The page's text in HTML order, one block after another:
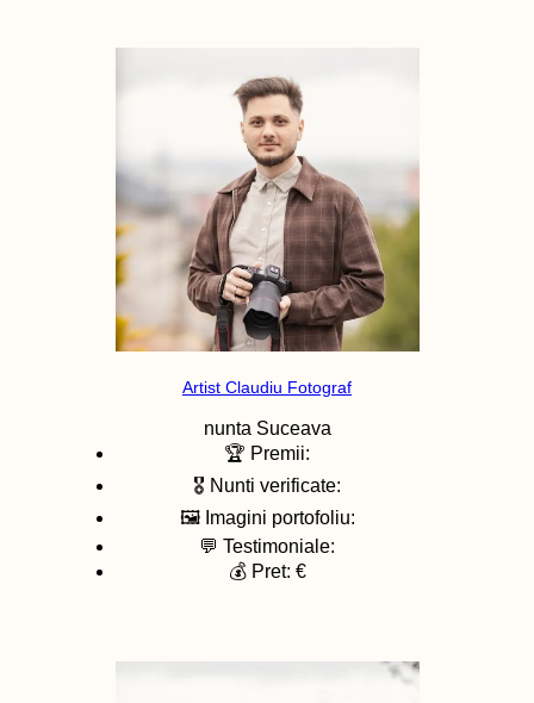
Artist Claudiu Fotograf
nunta Suceava
🏆 Premii:
🎖️ Nunti verificate:
🖼️ Imagini portofoliu:
💬 Testimoniale:
💰 Pret: €